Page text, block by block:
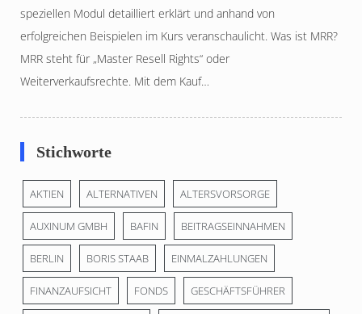
speziellen Modul detailliert erklärt und anhand von
erfolgreichen Beispielen im Kurs veranschaulicht. Was ist MRR?
MRR steht für „Master Resell Rights“ oder
Weiterverkaufsrechte. Mit dem Kauf…
Stichworte
AKTIEN ALTERNATIVEN ALTERSVORSORGE
AUXINUM GMBH BAFIN BEITRAGSEINNAHMEN
BERLIN BORIS STAAB EINMALZAHLUNGEN
FINANZAUFSICHT FONDS GESCHÄFTSFÜHRER